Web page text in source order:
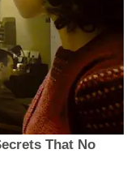
That No